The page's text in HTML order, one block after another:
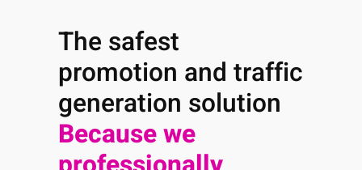
The safest
promotion and traffic
generation solution
Because we